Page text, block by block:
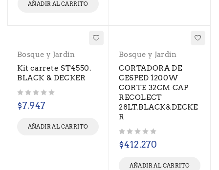
AÑADIR AL CARRITO
Bosque y Jardín
Kit carrete ST4550.
BLACK & DECKER
$7.947
AÑADIR AL CARRITO
Bosque y Jardín
CORTADORA DE
CESPED 1200W
CORTE 32CM CAP
RECOLECT
28LT.BLACK&DECKE
R
$412.270
AÑADIR AL CARRITO